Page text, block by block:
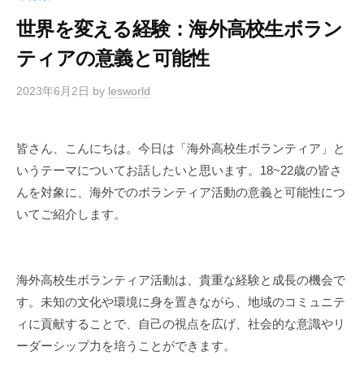
世界を変える経験：海外高校生ボラン
ティアの意義と可能性
2023年6月2日 by lesworld
皆さん、こんにちは。今日は「海外高校生ボランティア」と
いうテーマについてお話したいと思います。18~22歳の皆さ
んを対象に、海外でのボランティア活動の意義と可能性につ
いてご紹介します。
海外高校生ボランティア活動は、貴重な経験と成長の機会で
す。未知の文化や環境に身を置きながら、地域のコミュニテ
ィに貢献することで、自己の視点を広げ、社会的な意識やリ
ーダーシップ力を培うことができます。